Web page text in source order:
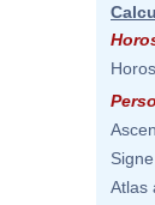
Atlas